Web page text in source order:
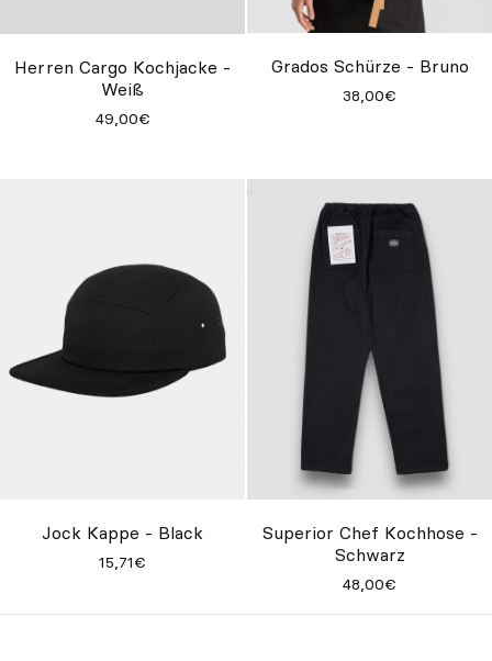
Herren Cargo Kochjacke -
Weiß
49,00€
Grados Schürze - Bruno
38,00€
Jock Kappe - Black
15,71€
Superior Chef Kochhose -
Schwarz
48,00€